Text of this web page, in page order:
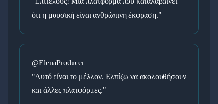
ότι η μουσική είναι ανθρώπινη έκφραση."
@ElenaProducer
"Αυτό είναι το μέλλον. Ελπίζω να ακολουθήσουν
και άλλες πλατφόρμες."